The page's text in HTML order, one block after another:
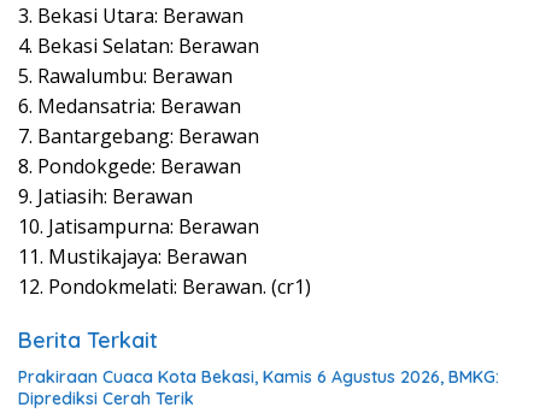
3. Bekasi Utara: Berawan
4. Bekasi Selatan: Berawan
5. Rawalumbu: Berawan
6. Medansatria: Berawan
7. Bantargebang: Berawan
8. Pondokgede: Berawan
9. Jatiasih: Berawan
10. Jatisampurna: Berawan
11. Mustikajaya: Berawan
12. Pondokmelati: Berawan. (cr1)
Berita Terkait
Prakiraan Cuaca Kota Bekasi, Kamis 6 Agustus 2026, BMKG:
Diprediksi Cerah Terik